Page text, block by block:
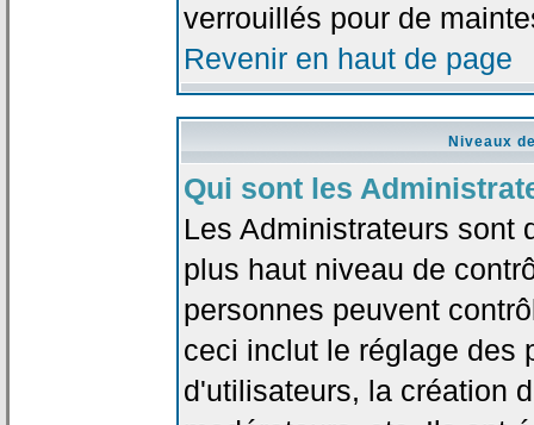
verrouillés pour de
Revenir en haut de page
Niveaux
Qui sont les
Les Administrateurs sont
plus haut niveau de
personnes peuvent
ceci inclut le réglage des
d'utilisateurs, la création